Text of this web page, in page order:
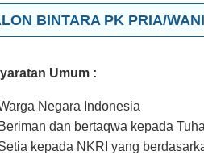
BINTARA PK PRIA/
Umum :
Negara Indonesia
Beriman dan bertaqwa kepada
kepada NKRI yang